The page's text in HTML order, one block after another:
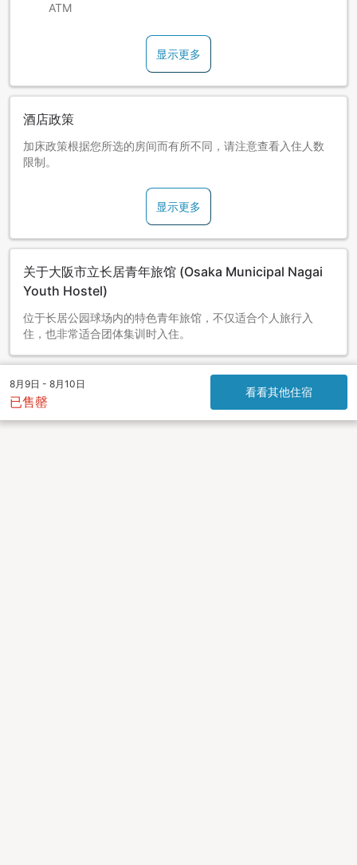
ATM
显示更多
酒店政策
加床政策根据您所选的房间而有所不同，请注意查看入住人数
限制。
显示更多
关于大阪市立长居青年旅馆 (Osaka Municipal Nagai
Youth Hostel)
位于长居公园球场内的特色青年旅馆，不仅适合个人旅行入
住，也非常适合团体集训时入住。
8月9日 - 8月10日
已售罄
看看其他住宿